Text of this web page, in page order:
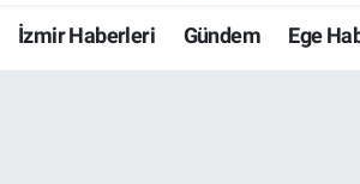
İzmir Haberleri Gündem Ege
Resmi İlanlar